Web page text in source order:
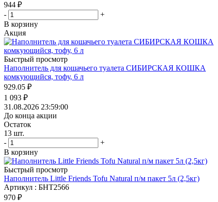
944 ₽
-
+
В корзину
Акция
Быстрый просмотр
Наполнитель для кошачьего туалета СИБИРСКАЯ КОШКА
комкующийся, тофу, 6 л
929.05 ₽
1 093 ₽
31.08.2026 23:59:00
До конца акции
Остаток
13 шт.
-
+
В корзину
Быстрый просмотр
Наполнитель Little Friends Tofu Natural п/м пакет 5л (2,5кг)
Артикул : БНТ2566
970 ₽